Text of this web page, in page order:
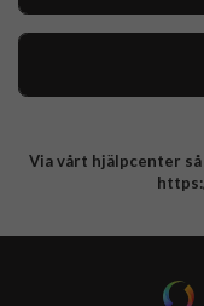
Integritetspolicy
Via vårt hjälpcenter